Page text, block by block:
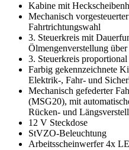
Kabine mit
Mechanisch
Fahrtrichtungswahl
3. Steuerkreis mit
Ölmengenverstellung
3. Steuerkreis
Farbig gekennzeichnete
Elektrik-, Fahr- und
Mechanisch gefederter
(MSG20), mit
Rücken- und
12 V Steckdose
StVZO-Beleuchtung
Arbeitsscheinwerfer 4x